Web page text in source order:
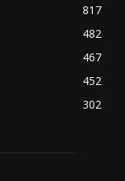
817
482
467
452
302